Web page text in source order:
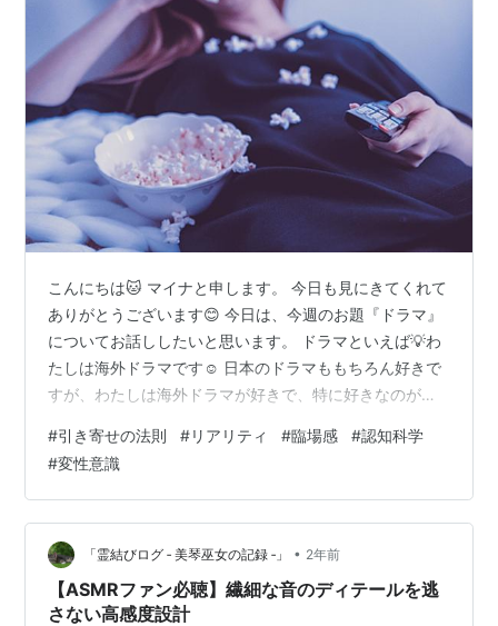
こんにちは🐱 マイナと申します。 今日も見にきてくれて
ありがとうございます😊 今日は、今週のお題『ドラマ』
についてお話ししたいと思います。 ドラマといえば💡わ
たしは海外ドラマです☺️ 日本のドラマももちろん好きで
すが、わたしは海外ドラマが好きで、特に好きなのがホ
バンセオリー』♡ 以前にも記事にしているのでよかった
らみてくださいね☺️ ↓↓ ↓↓ ↓↓ mainanohikiyose.com
20代の仲良しオタク（でもとっても頭のいい物理学者）
のレナードとシェルドンは同じアパートに住んでいるル
ームメイト。 頭脳明晰だけど、ルックスはイマイチで…
#引き寄せの法則 #リアリティ #臨場感 #認知科学
#変性意識
「霊結びログ ‐ 美琴巫女の記録 ‐」 • 2年前
【ASMRファン必聴】繊細な音のディテールを逃
さない高感度設計